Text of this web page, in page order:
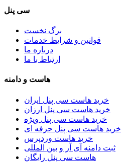
سی پنل
برگ نخست
قوانین و شرایط خدمات
درباره ما
ارتباط با ما
هاست و دامنه
خرید هاست سی پنل ایران
خرید هاست سی پنل ارزان
خرید هاست سی پنل ویژه
خرید هاست سی پنل حرفه ای
خرید هاست وردپرس
ثبت دامنه آی آر و بین المللی
هاست سی پنل رایگان